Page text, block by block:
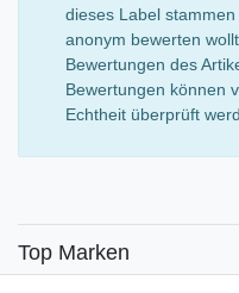
dieses Label
anonym bewerten
Bewertungen des
Bewertungen können
Echtheit überprüft
Top Marken